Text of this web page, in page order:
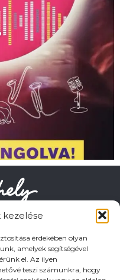
kezelése
érdekében olyan
amelyek segítségével
el. Az ilyen
teszi számunkra, hogy